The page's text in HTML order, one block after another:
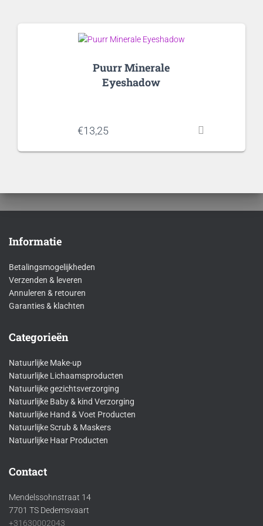
Puurr Minerale
Eyeshadow
€13,25
Informatie
Betalingsmogelijkheden
Verzenden & leveren
Annuleren & retouren
Garanties & klachten
Categorieën
Natuurlijke Make-up
Natuurlijke Lichaamsproducten
Natuurlijke gezichtsverzorging
Natuurlijke Baby & kind Verzorging
Natuurlijke Hand & Voet Producten
Natuurlijke Scrub & Maskers
Natuurlijke Haar Producten
Contact
Mendelssohnstraat 14
7701 TS Dedemsvaart
+31630002043